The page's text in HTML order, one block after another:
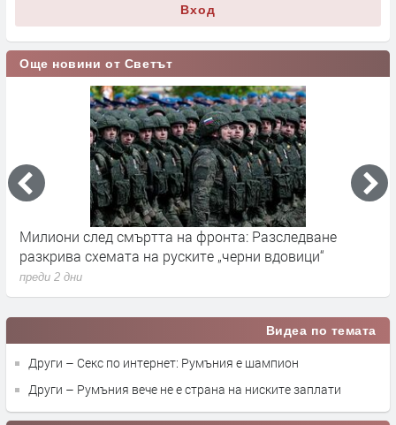
Вход
Още новини от Светът
Милиони след смъртта на фронта: Разследване
разкрива схемата на руските „черни вдовици“
преди 2 дни
Видеа по темата
Други – Секс по интернет: Румъния е шампион
Други – Румъния вече не е страна на ниските заплати